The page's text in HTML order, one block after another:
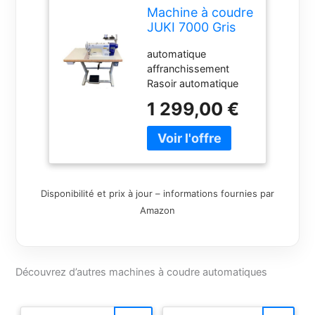
Machine à coudre
JUKI 7000 Gris
Automatique
Affranchissement
Rasoir
automatique
Couture
programmée
Moteur intégré
automatique
affranchissement
Rasoir automatique
Moteur intégré
1 299,00 €
Disponibilité et prix à jour – informations fournies par
Amazon
Découvrez d’autres machines à coudre automatiques